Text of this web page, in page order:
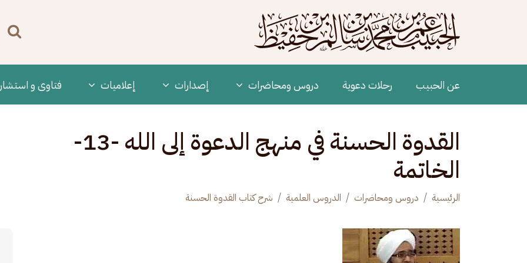
Main navigation
عن الحبيب رحلات دعوية دروس ومحاضرات ‫إصدارات إعلاميات فتاوى و
القدوة الحسنة في منهج الدعوة إلى الله -13-
الخاتمة
الرئيسية دروس ومحاضرات الدروس العلمية شرح كتاب القدوة الحسنة